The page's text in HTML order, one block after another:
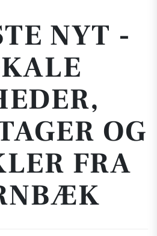
NYT -
OG
FRA